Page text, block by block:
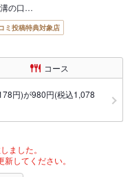
溝の口…
ミ投稿特典対象店
コース
円)が980円(税込1,078
ました。
してください。